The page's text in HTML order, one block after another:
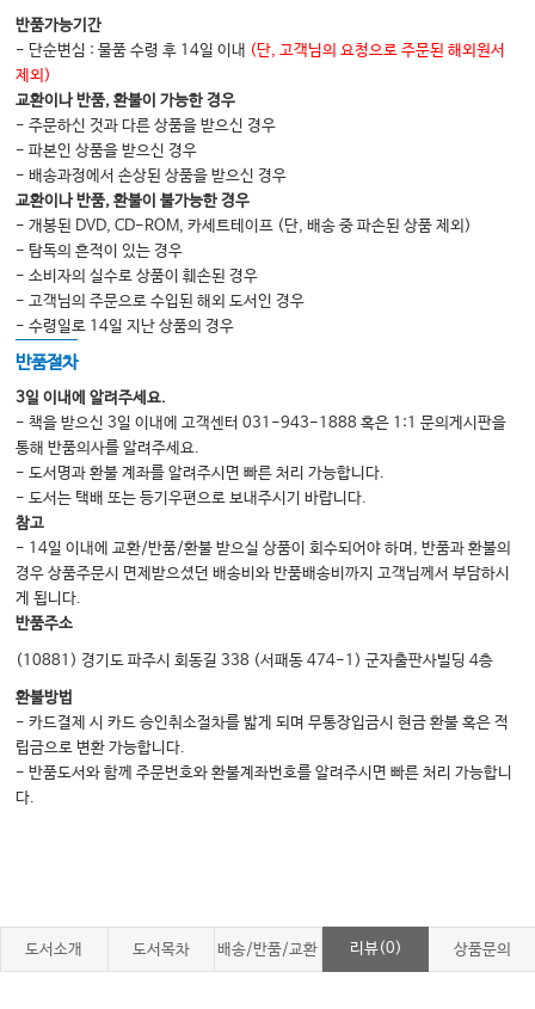
반품가능기간
- 단순변심 : 물품 수령 후 14일 이내 (단, 고객님의 요청으로 주문된 해외원서
제외)
교환이나 반품, 환불이 가능한 경우
- 주문하신 것과 다른 상품을 받으신 경우
- 파본인 상품을 받으신 경우
- 배송과정에서 손상된 상품을 받으신 경우
교환이나 반품, 환불이 불가능한 경우
- 개봉된 DVD, CD-ROM, 카세트테이프 (단, 배송 중 파손된 상품 제외)
- 탐독의 흔적이 있는 경우
- 소비자의 실수로 상품이 훼손된 경우
- 고객님의 주문으로 수입된 해외 도서인 경우
- 수령일로 14일 지난 상품의 경우
반품절차
3일 이내에 알려주세요.
- 책을 받으신 3일 이내에 고객센터 031-943-1888 혹은 1:1 문의게시판을
통해 반품의사를 알려주세요.
- 도서명과 환불 계좌를 알려주시면 빠른 처리 가능합니다.
- 도서는 택배 또는 등기우편으로 보내주시기 바랍니다.
참고
- 14일 이내에 교환/반품/환불 받으실 상품이 회수되어야 하며, 반품과 환불의
경우 상품주문시 면제받으셨던 배송비와 반품배송비까지 고객님께서 부담하시
게 됩니다.
반품주소
(10881) 경기도 파주시 회동길 338 (서패동 474-1) 군자출판사빌딩 4층
환불방법
- 카드결제 시 카드 승인취소절차를 밟게 되며 무통장입금시 현금 환불 혹은 적
립금으로 변환 가능합니다.
- 반품도서와 함께 주문번호와 환불계좌번호를 알려주시면 빠른 처리 가능합니
다.
도서소개 도서목차 배송/반품/교환 리뷰(0) 상품문의